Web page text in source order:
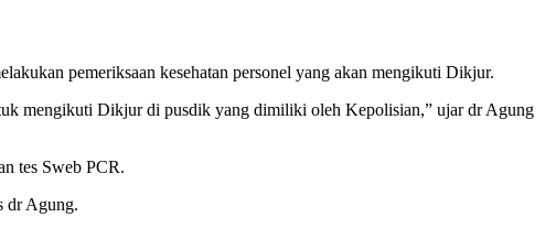
pemeriksaan kesehatan personel yang akan mengikuti Dikjur.
mengikuti Dikjur di pusdik yang dimiliki oleh Kepolisian,” ujar dr Agung
tes Sweb PCR.
dr Agung.